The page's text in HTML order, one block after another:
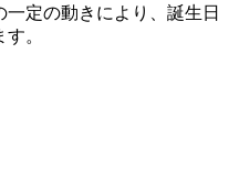
定の動きにより、誕生日
。